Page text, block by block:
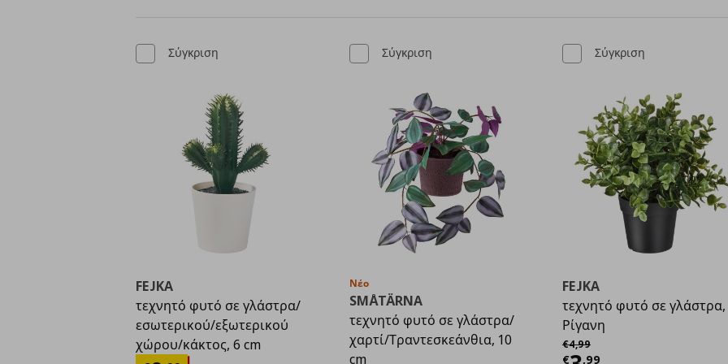
Σύγκριση
FEJKA
τεχνητό φυτό σε γλάστρα/
εσωτερικού/εξωτερικού
χώρου/κάκτος, 6 cm
Σύγκριση
Νέο
SMÅTÄRNA
τεχνητό φυτό σε γλάστρα/
χαρτί/Τραντεσκεάνθια, 10
cm
Σύγκριση
FEJKA
τεχνητό φυτό σε γλάστρα,
Ρίγανη
€4,99
Αρχική τιμή
€ ,99